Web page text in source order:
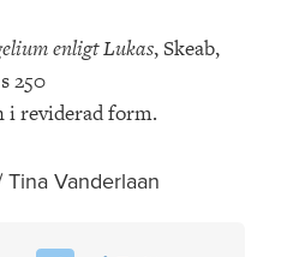
enligt Lukas, Skeab,
250
i reviderad form.
Vanderlaan